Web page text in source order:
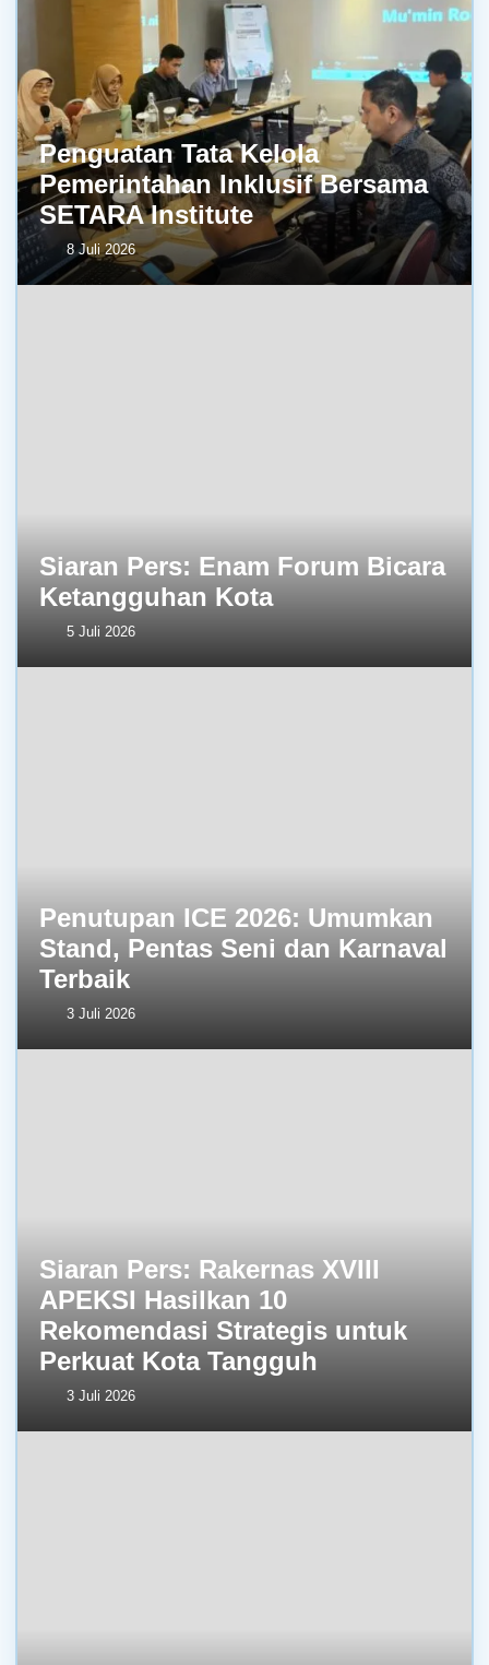
Penguatan Tata Kelola
Pemerintahan Inklusif Bersama
SETARA Institute
8 Juli 2026
Siaran Pers: Enam Forum Bicara
Ketangguhan Kota
5 Juli 2026
Penutupan ICE 2026: Umumkan
Stand, Pentas Seni dan Karnaval
Terbaik
3 Juli 2026
Siaran Pers: Rakernas XVIII
APEKSI Hasilkan 10
Rekomendasi Strategis untuk
Perkuat Kota Tangguh
3 Juli 2026